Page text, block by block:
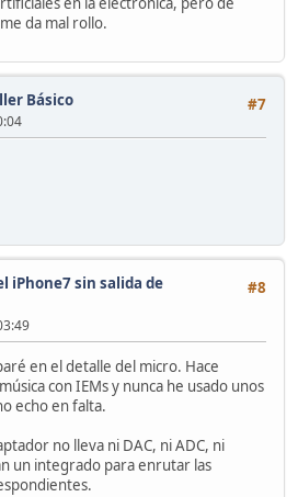
da mal rollo.
#7
Básico
#8
iPhone7 sin salida de
en el detalle del micro. Hace
con IEMs y nunca he usado unos
echo en falta.
no lleva ni DAC, ni ADC, ni
un integrado para enrutar las